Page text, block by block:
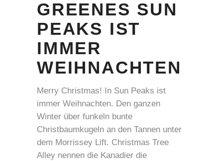
GREENES SUN
PEAKS IST
IMMER
WEIHNACHTEN
Merry Christmas! In Sun Peaks ist
immer Weihnachten. Den ganzen
Winter über funkeln bunte
Christbaumkugeln an den Tannen unter
dem Morrissey Lift. Christmas Tree
Alley nennen die Kanadier die